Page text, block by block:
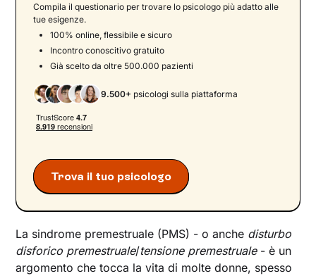
Stile di vita e benessere
Supporto psicologico
Conclusioni
Compila il questionario per trovare lo psicologo più adatto alle
tue esigenze.
Trova il tuo psicologo
100% online, flessibile e sicuro
Incontro conoscitivo gratuito
Già scelto da oltre 500.000 pazienti
9.500+ psicologi sulla piattaforma
La sindrome premestruale (PMS) - o anche disturbo
disforico premestruale/tensione premestruale- è un
argomento che tocca la vita di molte donne, spesso